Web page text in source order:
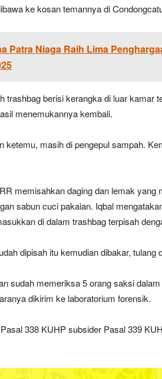
ke kosan temannya di
Patra Niaga Raih Lima
trashbag berisi kerangka di luar kamar
menemukannya kembali.
ketemu, masih di pengepul sampah.
memisahkan daging dan lemak yang
sabun cuci pakaian. Iqbal
di dalam trashbag terpisah
dipisah itu kemudian dibakar, tulang
sudah memeriksa 5 orang saksi
dikirim ke laboratorium forensik.
338 KUHP subsider Pasal 339